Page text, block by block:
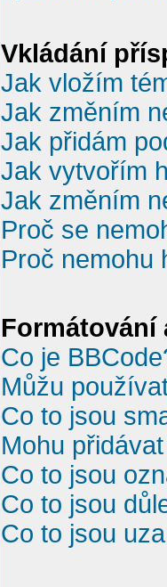
Vkládání
Jak vložím
Jak změním
Jak přidám
Jak vytvořím
Jak změním
Proč se
Proč nemohu
Formátování
Co je
Můžu
Co to jsou
Mohu
Co to jsou
Co to jsou
Co to jsou